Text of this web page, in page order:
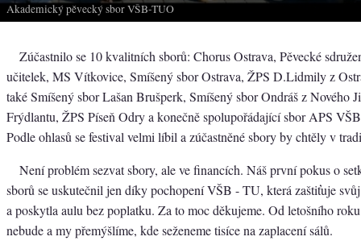
Akademický pěvecký sbor VŠB-TUO
Zúčastnilo se 10 kvalitních sborů: Chorus Ostrava, Pěvecké
učitelek, MS Vítkovice, Smíšený sbor Ostrava, ŽPS D.Lidmily z
také Smíšený sbor Lašan Brušperk, Smíšený sbor Ondráš z Nového
Frýdlantu, ŽPS Píseň Odry a konečně spolupořádající sbor APS
Podle ohlasů se festival velmi líbil a zúčastněné sbory by chtěly v
Není problém sezvat sbory, ale ve financích. Náš první pokus o
sborů se uskutečnil jen díky pochopení VŠB - TU, která zaštiťuje
a poskytla aulu bez poplatku. Za to moc děkujeme. Od letošního
nebude a my přemýšlíme, kde seženeme tisíce na zaplacení sálů.